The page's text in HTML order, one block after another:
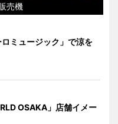
売機
ミュージック」で涼を
OSAKA」店舗イメー